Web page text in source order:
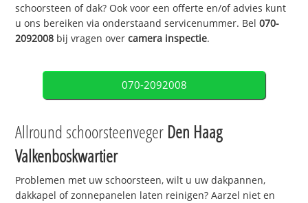
schoorsteen of dak? Ook voor een offerte en/of advies kunt
u ons bereiken via onderstaand servicenummer. Bel070-
2092008 bij vragen overcamera inspectie.
070-2092008
Allround schoorsteenveger Den Haag
Valkenboskwartier
Problemen met uw schoorsteen, wilt u uw dakpannen,
dakkapel of zonnepanelen laten reinigen? Aarzel niet en